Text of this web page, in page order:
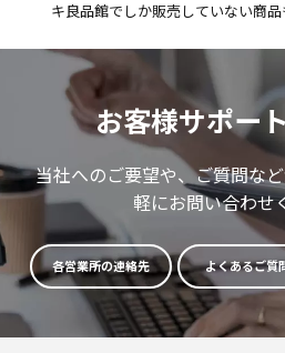
キ良品館でしか販売していない商品
お客様サポー
当社へのご要望や、ご質問な
軽にお問い合わせ
各営業所の連絡先 よくあるご質